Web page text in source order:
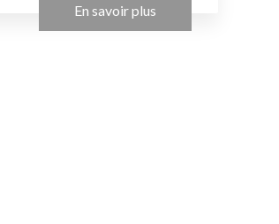
En savoir plus